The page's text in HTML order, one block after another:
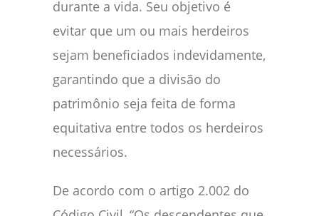
durante a vida. Seu objetivo é
evitar que um ou mais herdeiros
sejam beneficiados indevidamente,
garantindo que a divisão do
patrimônio seja feita de forma
equitativa entre todos os herdeiros
necessários.
De acordo com o artigo 2.002 do